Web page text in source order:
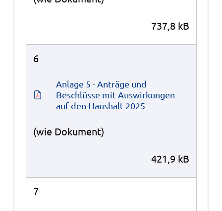
737,8 kB
6
Anlage 5 - Anträge und
Beschlüsse mit Auswirkungen
auf den Haushalt 2025
(wie Dokument)
421,9 kB
7